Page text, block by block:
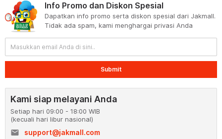
Info Promo dan Diskon Spesial
Dapatkan info promo serta diskon spesial dari Jakmall.
Tidak ada spam, kami menghargai privasi Anda
Submit
Kami siap melayani Anda
Setiap hari 09:00 - 18:00 WIB
(kecuali hari libur nasional)
email
support@jakmall.com